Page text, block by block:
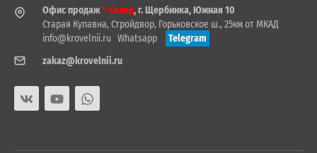
Офис продаж+ Склад, г. Щербинка, Южная 10
Старая Купавна, Стройдвор, Горьковское ш., 25км от МКАД
info@krovelnii.ru Whatsapp
Telegram
zakaz@krovelnii.ru